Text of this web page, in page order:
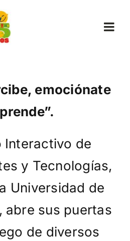
Noticias
Contáctanos
emociónate
Interactivo de
y Tecnologías,
Universidad de
abre sus puertas
de diversos